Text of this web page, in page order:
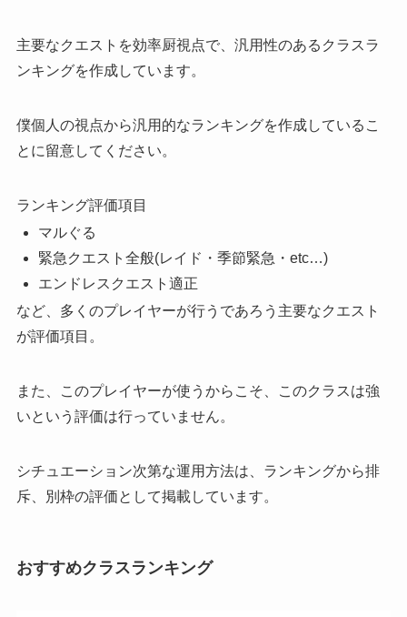
主要なクエストを効率厨視点で、汎用性のあるクラスラ
ンキングを作成しています。
僕個人の視点から汎用的なランキングを作成しているこ
とに留意してください。
ランキング評価項目
マルぐる
緊急クエスト全般(レイド・季節緊急・etc…)
エンドレスクエスト適正
など、多くのプレイヤーが行うであろう主要なクエスト
が評価項目。
また、このプレイヤーが使うからこそ、このクラスは強
いという評価は行っていません。
シチュエーション次第な運用方法は、ランキングから排
斥、別枠の評価として掲載しています。
おすすめクラスランキング